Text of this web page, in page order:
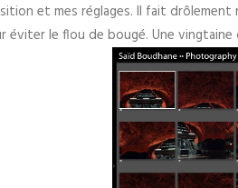
et mes réglages. Il fait
éviter le flou de bougé. Une